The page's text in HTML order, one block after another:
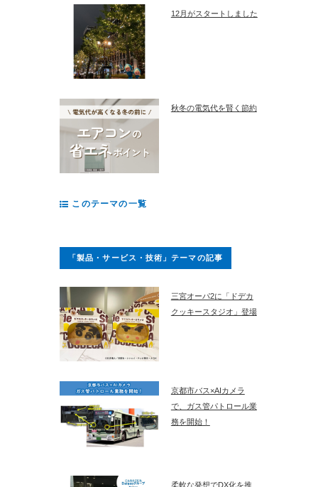
12月がスタートしました
秋冬の電気代を賢く節約
このテーマの一覧
「製品・サービス・技術」テーマの記事
三宮オーパ2に「ドデカ
クッキースタジオ」登場
京都市バス×AIカメラ
で、ガス管パトロール業
務を開始！
柔軟な発想でDX化を推